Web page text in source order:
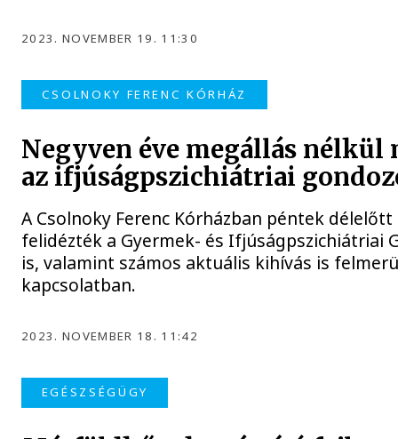
2023. NOVEMBER 19. 11:30
CSOLNOKY FERENC KÓRHÁZ
Negyven éve megállás
az ifjúságpszichiátriai
A Csolnoky Ferenc Kórházban péntek
felidézték a Gyermek- és Ifjúságpszichiátriai
is, valamint számos aktuális kihívás is
kapcsolatban.
2023. NOVEMBER 18. 11:42
EGÉSZSÉGÜGY